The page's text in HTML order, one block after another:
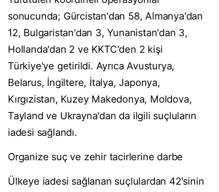
sonucunda; Gürcistan'dan 58, Almanya'dan
12, Bulgaristan'dan 3, Yunanistan'dan 3,
Hollanda'dan 2 ve KKTC'den 2 kişi
Türkiye'ye getirildi. Ayrıca Avusturya,
Belarus, İngiltere, İtalya, Japonya,
Kırgızistan, Kuzey Makedonya, Moldova,
Tayland ve Ukrayna'dan da ilgili suçluların
iadesi sağlandı.
Organize suç ve zehir tacirlerine darbe
Ülkeye iadesi sağlanan suçlulardan 42'sinin